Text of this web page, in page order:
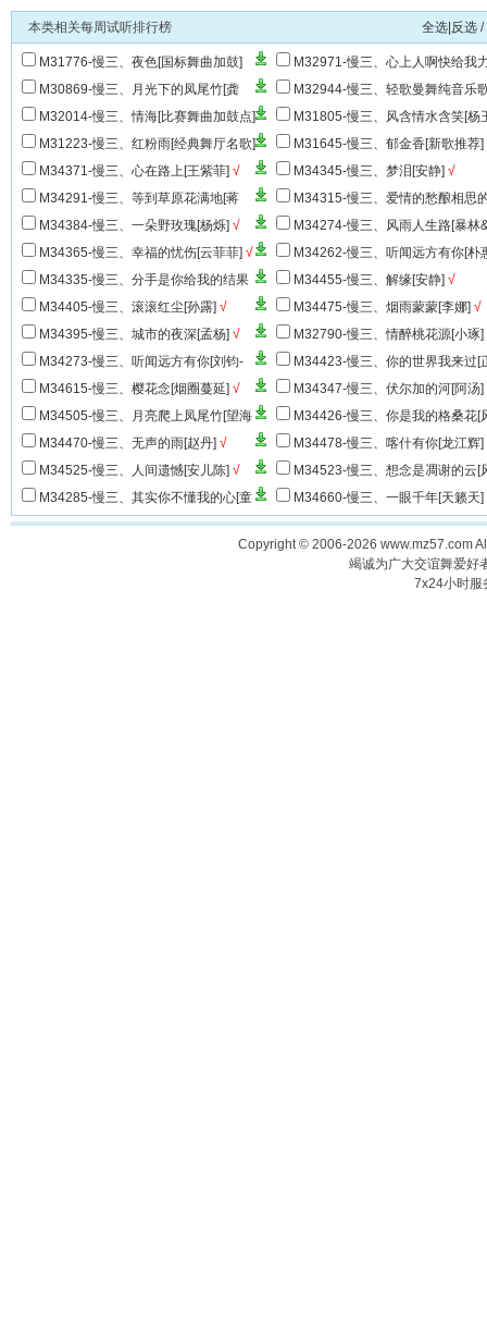
本类相关每周试听排行榜 全选|反选 /
M31776-慢三、夜色[国标舞曲加鼓]
M32971-慢三、心上人啊快给我
[陈蒙]
M30869-慢三、月光下的凤尾竹[龚
玥]
√
M32944-慢三、轻歌曼舞纯音乐
舞
√
M32014-慢三、情海[比赛舞曲加鼓点]
M31805-慢三、风含情水含笑[杨
M31223-慢三、红粉雨[经典舞厅名歌]
M31645-慢三、郁金香[新歌推荐]
M34371-慢三、心在路上[王紫菲] √ M34345-慢三、梦泪[安静] √
M34291-慢三、等到草原花满地[蒋
婴]
√
M34315-慢三、爱情的愁酿相思
[易欣&亢美琪] √
M34384-慢三、一朵野玫瑰[杨烁] √
M34274-慢三、风雨人生路[暴林
海龙-抖音神曲] √
M34365-慢三、幸福的忧伤[云菲菲] √
M34262-慢三、听闻远方有你[朴
子]
√
M34335-慢三、分手是你给我的结果
[雨中百合] √
M34455-慢三、解缘[安静] √
M34405-慢三、滚滚红尘[孙露] √ M34475-慢三、烟雨蒙蒙[李娜] √
M34395-慢三、城市的夜深[孟杨] √
M32790-慢三、情醉桃花源[小琢]
M34273-慢三、听闻远方有你[刘钧-
抖音推荐] √
M34423-慢三、你的世界我来过[
云]
√
M34615-慢三、樱花念[烟圈蔓延] √
M34347-慢三、伏尔加的河[阿汤]
M34505-慢三、月亮爬上凤尾竹[望海
高歌&小琢] √
M34426-慢三、你是我的格桑花[
哥]
√
M34470-慢三、无声的雨[赵丹] √
M34478-慢三、喀什有你[龙江辉]
M34525-慢三、人间遗憾[安儿陈] √
M34523-慢三、想念是凋谢的云[
哥]
√
M34285-慢三、其实你不懂我的心[童
安格] √
M34660-慢三、一眼千年[天籁天]
Copyright © 2006-2026 www.mz57.com
竭诚为广大交谊舞爱好
7x24小时服